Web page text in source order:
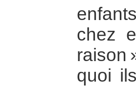
chez
raison
quoi